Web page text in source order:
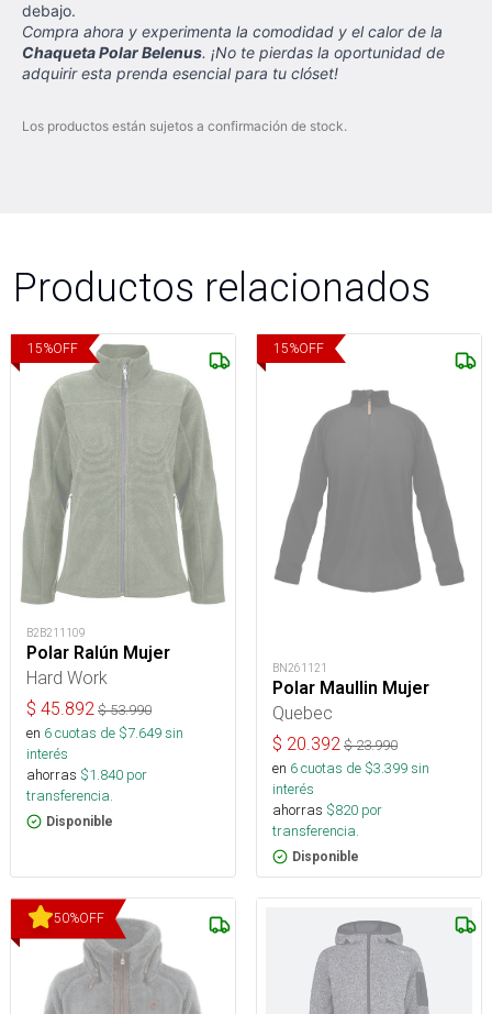
debajo.
Compra ahora y experimenta la comodidad y el calor de la
Chaqueta Polar Belenus. ¡No te pierdas la oportunidad de
adquirir esta prenda esencial para tu clóset!
Los productos están sujetos a confirmación de stock.
Productos relacionados
15%OFF
B2B211109
Polar Ralún Mujer
Hard Work
$ 45.892 $53.990
en 6cuotas de $7.649sin
interés
ahorras $1.840 por
transferencia.
Disponible
15%OFF
BN261121
Polar Maullin Mujer
Quebec
$ 20.392 $23.990
en 6cuotas de $3.399sin
interés
ahorras $820 por
transferencia.
Disponible
50%OFF